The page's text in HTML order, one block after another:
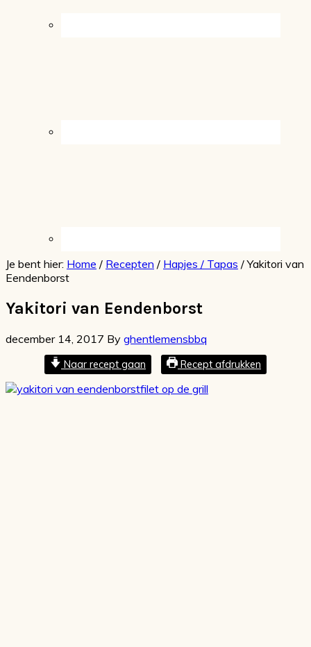
Je bent hier: Home / Recepten / Hapjes / Tapas /Yakitori van
Eendenborst
Yakitori van Eendenborst
december 14, 2017 By ghentlemensbbq
Naar recept gaan Recept afdrukken